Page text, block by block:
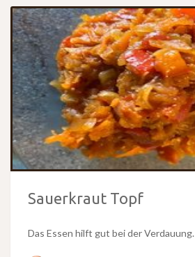
Sauerkraut Topf
Das Essen hilft gut bei der Verdauung.